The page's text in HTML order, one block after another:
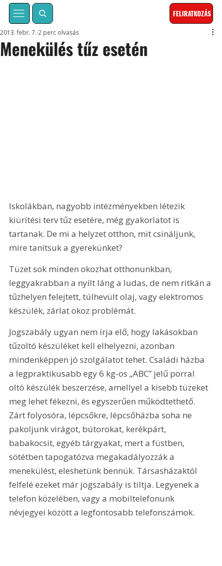
FELIRATKOZÁS
Menekülés tűz esetén
2013. febr. 7. 2 perc olvasás
Iskolákban, nagyobb intézményekben létezik
kiürítési terv tűz esetére, még gyakorlatot is
tartanak. De mi a helyzet otthon, mit csináljunk,
mire tanítsuk a gyerekünket?
Tüzet sok minden okozhat otthonunkban,
leggyakrabban a nyílt láng a ludas, de nem ritkán a
tűzhelyen felejtett, túlhevült olaj, vagy elektromos
készülék, zárlat okoz problémát.
Jogszabály ugyan nem írja elő, hogy lakásokban
tűzoltó készüléket kell elhelyezni, azonban
mindenképpen jó szolgálatot tehet. Családi házba
a legpraktikusabb egy 6 kg-os „ABC” jelű porral
oltó készülék beszerzése, amellyel a kisebb tüzeket
meg lehet fékezni, és egyszerűen működtethető.
Zárt folyosóra, lépcsőkre, lépcsőházba soha ne
pakoljunk virágot, bútorokat, kerékpárt,
babakocsit, egyéb tárgyakat, mert a füstben,
sötétben tapogatózva megakadályozzák a
menekülést, eleshetünk bennük. Társasházaktól
felfelé ezeket már jogszabály is tiltja. Legyenek a
telefon közelében, vagy a mobiltelefonunk
névjegyei között a legfontosabb telefonszámok.